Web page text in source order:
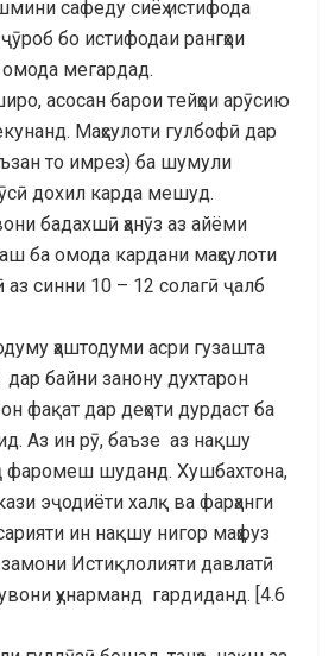
сафеду сиёҳ истифода
бо истифодаи рангҳои
мегардад.
асосан барои тeйҳои арӯсию
Маҳсулоти гулбофӣ дар
то имрeз) ба шумули
дохил карда мешуд.
бадахшӣ ҳанӯз аз айёми
ба омода кардани маҳсулоти
синни 10 – 12 солагӣ ҷалб
ҳаштодуми асри гузашта
дар байни занону духтарон
фақат дар деҳоти дурдаст ба
Аз ин рӯ, баъзе аз нақшу
фаромeш шуданд. Хушбахтона,
эҷодиёти халқ ва фарҳанги
ин нақшу нигор маҳфуз
Истиқлолияти давлатӣ
ҳунарманд гардиданд. [4.6